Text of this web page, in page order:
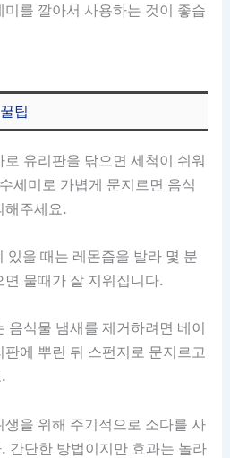
를 깔아서 사용하는 것이 좋습
팁
유리판을 닦으면 세척이 쉬워
세미로 가볍게 문지르면 음식
해주세요.
있을 때는 레몬즙을 발라 몇 분
물때가 잘 지워집니다.
음식물 냄새를 제거하려면 베이
에 뿌린 뒤 스펀지로 문지르고
을 위해 주기적으로 소다를 사
간단한 방법이지만 효과는 놀라